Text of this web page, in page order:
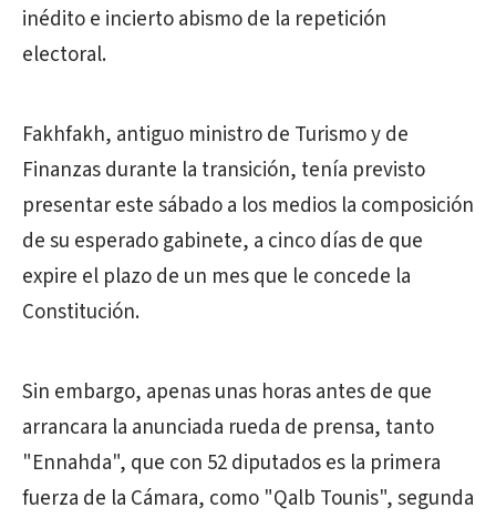
inédito e incierto abismo de la repetición
electoral.
Fakhfakh, antiguo ministro de Turismo y de
Finanzas durante la transición, tenía previsto
presentar este sábado a los medios la composición
de su esperado gabinete, a cinco días de que
expire el plazo de un mes que le concede la
Constitución.
Sin embargo, apenas unas horas antes de que
arrancara la anunciada rueda de prensa, tanto
"Ennahda", que con 52 diputados es la primera
fuerza de la Cámara, como "Qalb Tounis", segunda